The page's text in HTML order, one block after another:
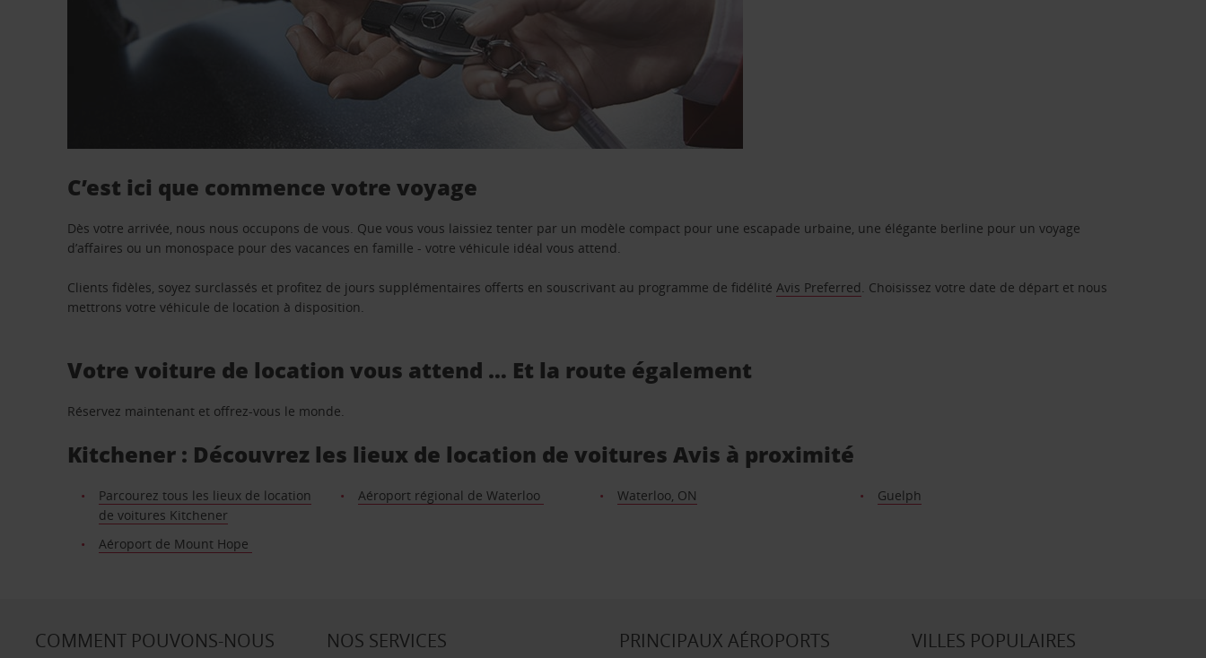
C’est ici que commence votre voyage
Dès votre arrivée, nous nous occupons de vous. Que vous vous laissiez tenter par un modèle compact pour une escapade urbaine, une élégante berline pour un voyage
d’affaires ou un monospace pour des vacances en famille - votre véhicule idéal vous attend.
Clients fidèles, soyez surclassés et profitez de jours supplémentaires offerts en souscrivant au programme de fidélitéAvis Preferred. Choisissez votre date de départ et nous
mettrons votre véhicule de location à disposition.
Votre voiture de location vous attend … Et la route également
Réservez maintenant et offrez-vous le monde.
Kitchener : Découvrez les lieux de location de voitures Avis à proximité
Parcourez tous les lieux de location
de voitures Kitchener
Aéroport régional de Waterloo Waterloo, ON Guelph
Aéroport de Mount Hope
COMMENT POUVONS-NOUS
NOS SERVICES
PRINCIPAUX AÉROPORTS
VILLES POPULAIRES